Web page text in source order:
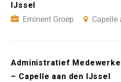
IJssel
Eminent Groep
Capelle
Administratief
– Capelle aan den IJssel